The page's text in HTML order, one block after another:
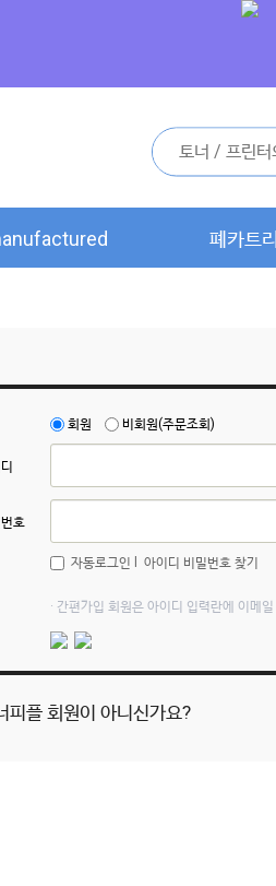
폐카트
회원 비회원(주문조회)
호
자동로그인 아이디 비밀번호 찾기
· 간편가입 회원은 아이디 입력란에 이메
피플 회원이 아니신가요?